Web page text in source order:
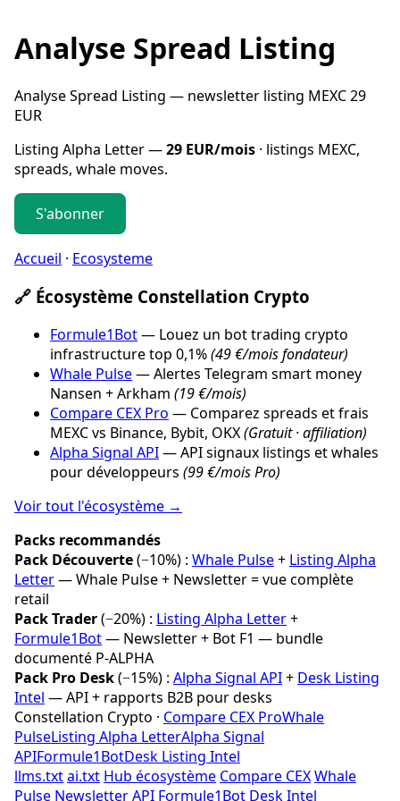
Analyse Spread Listing
Analyse Spread Listing — newsletter listing MEXC 29
EUR
Listing Alpha Letter —29 EUR/mois · listings MEXC,
spreads, whale moves.
S'abonner
Accueil · Ecosysteme
🔗 Écosystème Constellation Crypto
Formule1Bot— Louez un bot trading crypto
infrastructure top 0,1%(49 €/mois fondateur)
Whale Pulse— Alertes Telegram smart money
Nansen + Arkham (19 €/mois)
Compare CEX Pro — Comparez spreads et frais
MEXC vs Binance, Bybit, OKX(Gratuit · affiliation)
Alpha Signal API— API signaux listings et whales
pour développeurs (99 €/mois Pro)
Voir tout l'écosystème →
Packs recommandés
Pack Découverte(−10%) : Whale Pulse+ Listing Alpha
Letter— Whale Pulse + Newsletter = vue complète
retail
Pack Trader(−20%) : Listing Alpha Letter+
Formule1Bot— Newsletter + Bot F1 — bundle
documenté P-ALPHA
Pack Pro Desk(−15%) : Alpha Signal API+ Desk Listing
Intel — API + rapports B2B pour desks
Constellation Crypto · Compare CEX ProWhale
PulseListing Alpha LetterAlpha Signal
APIFormule1BotDesk Listing Intel
llms.txtai.txt Hub écosystème Compare CEXWhale
Pulse NewsletterAPI Formule1Bot Desk Intel